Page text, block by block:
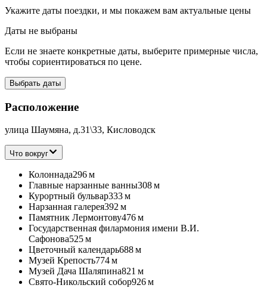
Укажите даты поездки, и мы покажем вам актуальные цены
Даты не выбраны
Если не знаете конкретные даты, выберите примерные числа,
чтобы сориентироваться по цене.
Выбрать даты
Расположение
улица Шаумяна, д.31\33, Кисловодск
Что вокруг
Колоннада296 м
Главные нарзанные ванны308 м
Курортный бульвар333 м
Нарзанная галерея392 м
Памятник Лермонтову476 м
Государственная филармония имени В.И.
Сафонова525 м
Цветочный календарь688 м
Музей Крепость774 м
Музей Дача Шаляпина821 м
Свято-Никольский собор926 м